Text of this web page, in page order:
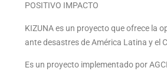
POSITIVO IMPACTO
KIZUNA es un proyecto que ofrece la
ante desastres de América Latina y el
Es un proyecto implementado por